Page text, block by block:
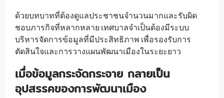
ด้วยบทบาทที่ต้องดูแลประชาชนจำนวนมากและรับผิด
ชอบภารกิจที่หลากหลาย เทศบาลจำเป็นต้องมีระบบ
บริหารจัดการข้อมูลที่มีประสิทธิภาพ เพื่อรองรับการ
ตัดสินใจและการวางแผนพัฒนาเมืองในระยะยาว
เมื่อข้อมูลกระจัดกระจาย กลายเป็น
อุปสรรคของการพัฒนาเมือง